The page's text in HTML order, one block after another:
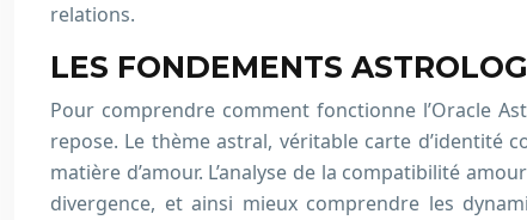
relations.
LES FONDEMENTS
Pour comprendre comment fonctionne l’Oracle
repose. Le thème astral, véritable carte d’identité
matière d’amour. L’analyse de la compatibilité
divergence, et ainsi mieux comprendre les